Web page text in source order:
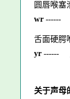
圆唇喉塞
wr ------
舌面硬腭
yr ------
关于声母